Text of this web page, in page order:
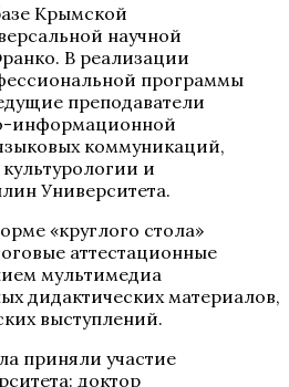
Крымской
научной
В реализации
программы
преподаватели
информационной
коммуникаций,
и
Университета.
«круглого стола»
аттестационные
мультимедиа
дидактических материалов,
выступлений.
приняли участие
доктор